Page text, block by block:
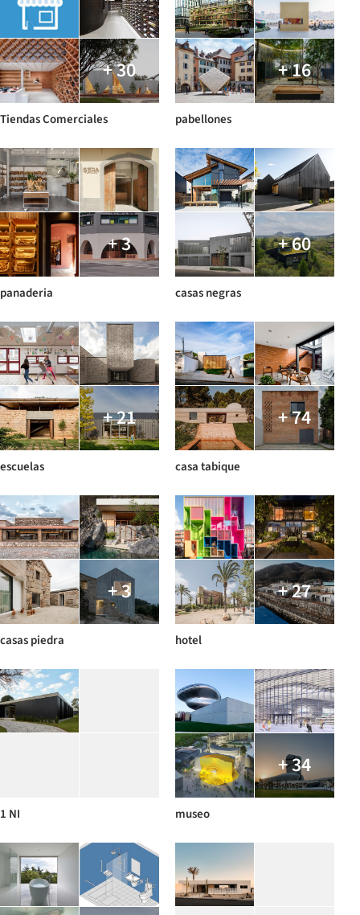
+ 30
Tiendas Comerciales
+ 16
pabellones
+ 3
panaderia
+ 60
casas negras
+ 21
escuelas
+ 74
casa tabique
+ 3
casas piedra
+ 27
hotel
1 NI
+ 34
museo